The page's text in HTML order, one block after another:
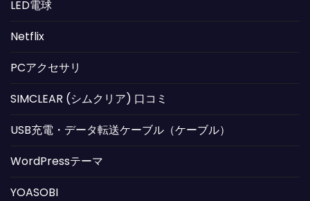
LED電球
Netflix
PCアクセサリ
SIMCLEAR (シムクリア) 口コミ
USB充電・データ転送ケーブル（ケーブル）
WordPressテーマ
YOASOBI